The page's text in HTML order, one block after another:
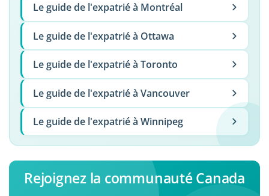
Le guide de l'expatrié à Montréal
Le guide de l'expatrié à Ottawa
Le guide de l'expatrié à Toronto
Le guide de l'expatrié à Vancouver
Le guide de l'expatrié à Winnipeg
Rejoignez la communauté Canada